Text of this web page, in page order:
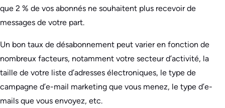
que 2 % de vos abonnés ne souhaitent plus recevoir de
messages de votre part.
Un bon taux de désabonnement peut varier en fonction de
nombreux facteurs, notamment votre secteur d’activité, la
taille de votre liste d’adresses électroniques, le type de
campagne d’e-mail marketing que vous menez, le type d’e-
mails que vous envoyez, etc.